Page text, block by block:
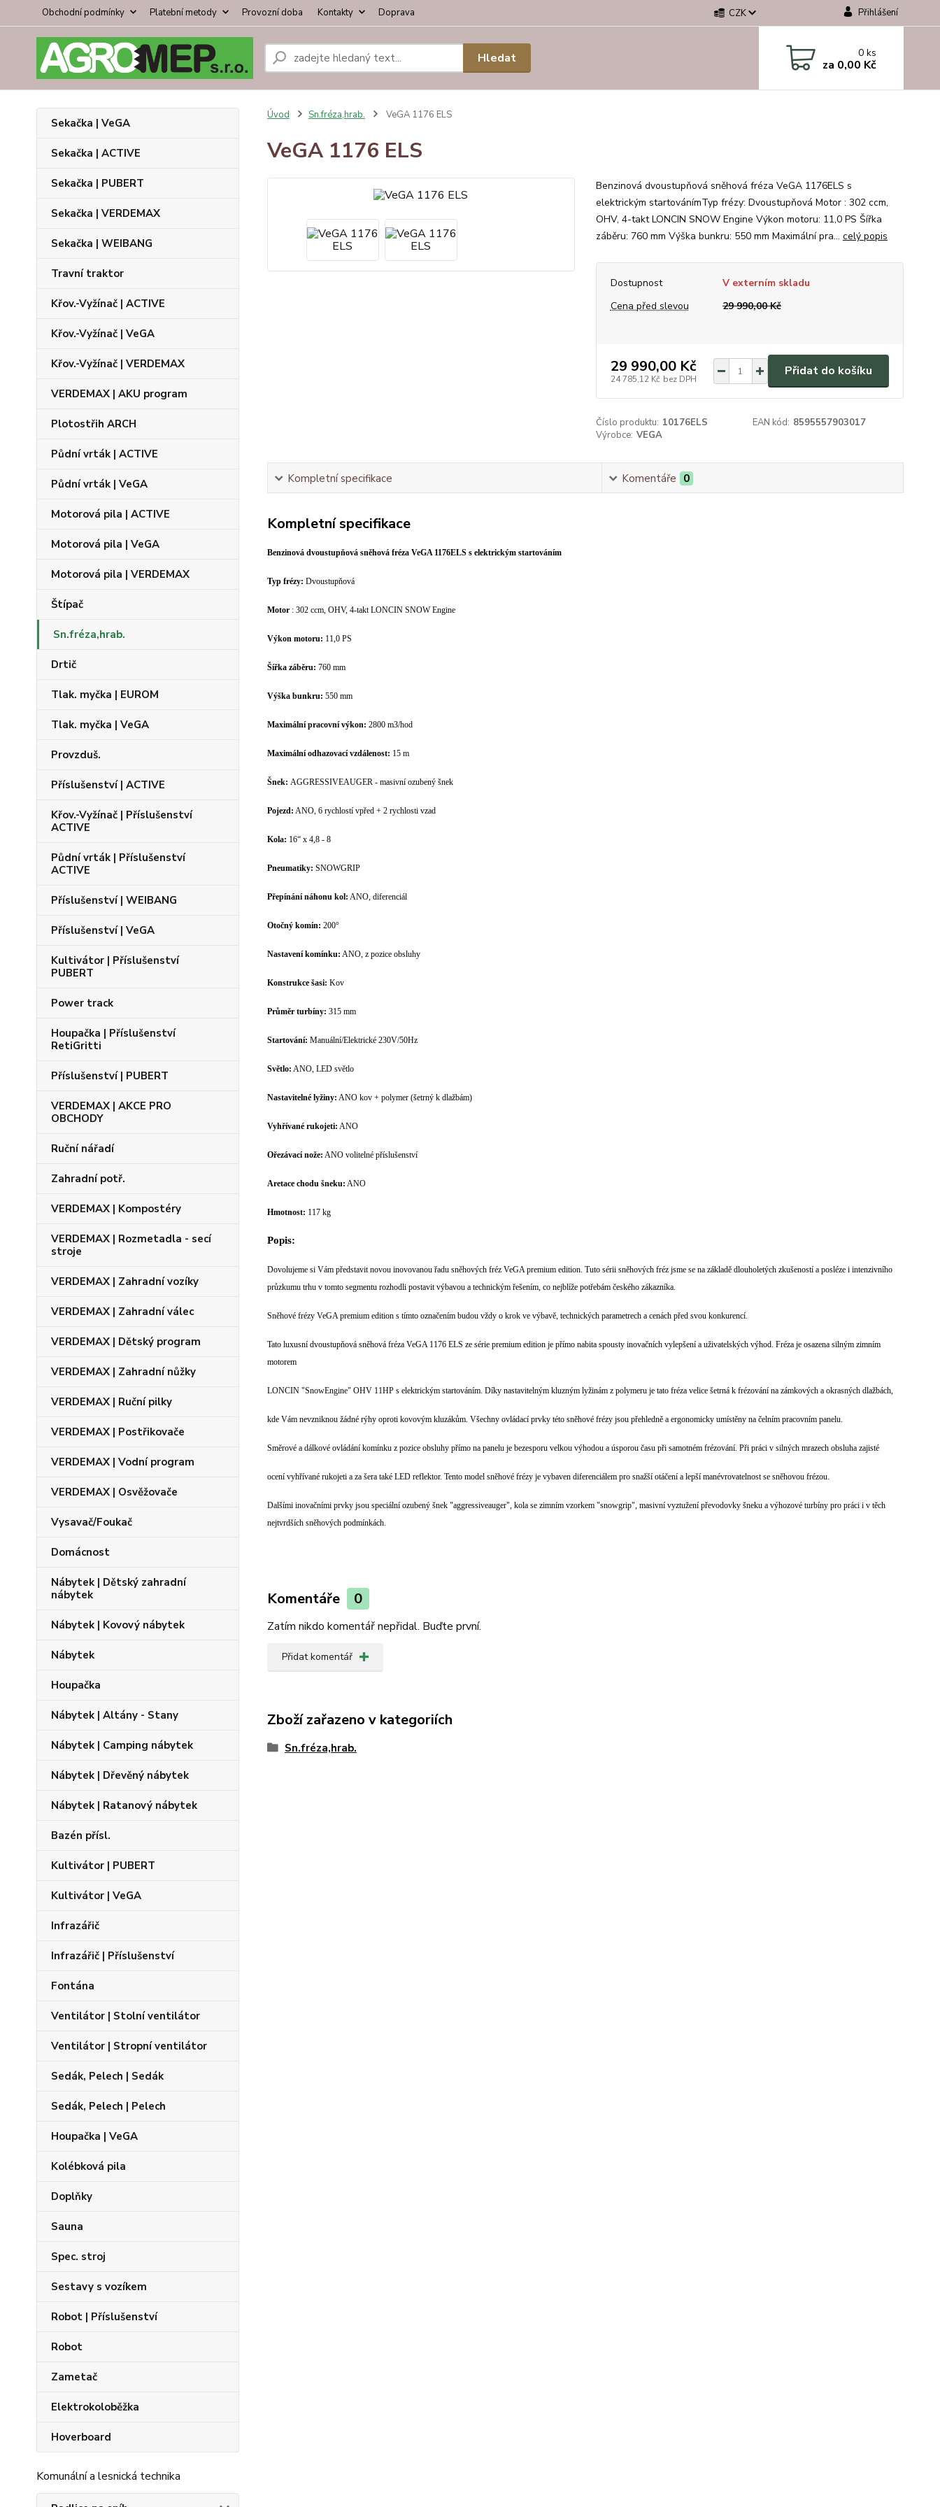
Obchodní podmínky Platební metody Provozní doba Kontakty Doprava CZK Přihlášení
Hledat 0ks
za 0,00 Kč
Sekačka | VeGA
Sekačka | ACTIVE
Sekačka | PUBERT
Sekačka | VERDEMAX
Sekačka | WEIBANG
Travní traktor
Křov.-Vyžínač | ACTIVE
Křov.-Vyžínač | VeGA
Křov.-Vyžínač | VERDEMAX
VERDEMAX | AKU program
Plotostřih ARCH
Půdní vrták | ACTIVE
Půdní vrták | VeGA
Motorová pila | ACTIVE
Motorová pila | VeGA
Motorová pila | VERDEMAX
Štípač
Sn.fréza,hrab.
Drtič
Tlak. myčka | EUROM
Tlak. myčka | VeGA
Provzduš.
Příslušenství | ACTIVE
Křov.-Vyžínač | Příslušenství
ACTIVE
Půdní vrták | Příslušenství
ACTIVE
Příslušenství | WEIBANG
Příslušenství | VeGA
Kultivátor | Příslušenství
PUBERT
Power track
Houpačka | Příslušenství
RetiGritti
Příslušenství | PUBERT
VERDEMAX | AKCE PRO
OBCHODY
Ruční nářadí
Zahradní potř.
VERDEMAX | Kompostéry
VERDEMAX | Rozmetadla - secí
stroje
VERDEMAX | Zahradní vozíky
VERDEMAX | Zahradní válec
VERDEMAX | Dětský program
VERDEMAX | Zahradní nůžky
VERDEMAX | Ruční pilky
VERDEMAX | Postřikovače
VERDEMAX | Vodní program
VERDEMAX | Osvěžovače
Vysavač/Foukač
Domácnost
Nábytek | Dětský zahradní
nábytek
Nábytek | Kovový nábytek
Nábytek
Houpačka
Nábytek | Altány - Stany
Nábytek | Camping nábytek
Nábytek | Dřevěný nábytek
Nábytek | Ratanový nábytek
Bazén přísl.
Kultivátor | PUBERT
Kultivátor | VeGA
Infrazářič
Infrazářič | Příslušenství
Fontána
Ventilátor | Stolní ventilátor
Ventilátor | Stropní ventilátor
Sedák, Pelech | Sedák
Sedák, Pelech | Pelech
Houpačka | VeGA
Kolébková pila
Doplňky
Sauna
Spec. stroj
Sestavy s vozíkem
Robot | Příslušenství
Robot
Zametač
Elektrokoloběžka
Hoverboard
Komunální a lesnická technika
Úvod Sn.fréza,hrab. VeGA 1176 ELS
VeGA 1176 ELS
Benzinová dvoustupňová sněhová fréza VeGA 1176ELS s
elektrickým startovánímTyp frézy: Dvoustupňová Motor : 302 ccm,
OHV, 4-takt LONCIN SNOW Engine Výkon motoru: 11,0 PS Šířka
záběru: 760 mm Výška bunkru: 550 mm Maximální pra... celý popis
Dostupnost
V externím skladu
Cena před slevou
29 990,00 Kč
29 990,00 Kč
24 785,12 Kč bez DPH
Přidat do košíku
Číslo produktu: 10176ELS EAN kód: 8595557903017
Výrobce: VEGA
Kompletní specifikace Komentáře 0
Kompletní specifikace
Benzinová dvoustupňová sněhová fréza VeGA 1176ELS s elektrickým startováním
Typ frézy: Dvoustupňová
Motor: 302 ccm, OHV, 4-takt LONCIN SNOW Engine
Výkon motoru: 11,0 PS
Šířka záběru: 760 mm
Výška bunkru: 550 mm
Maximální pracovní výkon: 2800 m3/hod
Maximální odhazovací vzdálenost: 15 m
Šnek: AGGRESSIVEAUGER - masivní ozubený šnek
Pojezd: ANO, 6 rychlostí vpřed + 2 rychlosti vzad
Kola: 16“ x 4,8 - 8
Pneumatiky: SNOWGRIP
Přepínání náhonu kol: ANO, diferenciál
Otočný komín: 200°
Nastavení komínku: ANO, z pozice obsluhy
Konstrukce šasi: Kov
Průměr turbíny: 315 mm
Startování: Manuální/Elektrické 230V/50Hz
Světlo: ANO, LED světlo
Nastavitelné lyžiny: ANO kov + polymer (šetrný k dlažbám)
Vyhřívané rukojeti: ANO
Ořezávací nože: ANO volitelné příslušenství
Aretace chodu šneku: ANO
Hmotnost: 117 kg
Popis:
Dovolujeme si Vám představit novou inovovanou řadu sněhových fréz VeGA premium edition. Tuto sérii sněhových fréz jsme se na základě dlouholetých zkušeností a posléze i intenzivního
průzkumu trhu v tomto segmentu rozhodli postavit výbavou a technickým řešením, co nejblíže potřebám českého zákazníka.
Sněhové frézy VeGA premium edition s tímto označením budou vždy o krok ve výbavě, technických parametrech a cenách před svou konkurencí.
Tato luxusní dvoustupňová sněhová fréza VeGA 1176 ELS ze série premium edition je přímo nabita spousty inovačních vylepšení a uživatelských výhod. Fréza je osazena silným zimním
motorem
LONCIN "SnowEngine" OHV 11HP s elektrickým startováním. Díky nastavitelným kluzným lyžinám z polymeru je tato fréza velice šetrná k frézování na zámkových a okrasných dlažbách,
kde Vám nevzniknou žádné rýhy oproti kovovým kluzákům. Všechny ovládací prvky této sněhové frézy jsou přehledně a ergonomicky umístěny na čelním pracovním panelu.
Směrové a dálkové ovládání komínku z pozice obsluhy přímo na panelu je bezesporu velkou výhodou a úsporou času při samotném frézování. Při práci v silných mrazech obsluha zajisté
ocení vyhřívané rukojeti a za šera také LED reflektor. Tento model sněhové frézy je vybaven diferenciálem pro snažší otáčení a lepší manévrovatelnost se sněhovou frézou.
Dalšími inovačními prvky jsou speciální ozubený šnek "aggressiveauger", kola se zimním vzorkem "snowgrip", masivní vyztužení převodovky šneku a výhozové turbíny pro práci i v těch
nejtvrdších sněhových podmínkách.
Komentáře 0
Zatím nikdo komentář nepřidal. Buďte první.
Přidat komentář
Zboží zařazeno v kategoriích
Sn.fréza,hrab.